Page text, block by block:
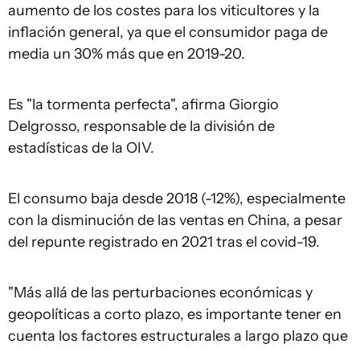
aumento de los costes para los viticultores y la
inflación general, ya que el consumidor paga de
media un 30% más que en 2019-20.
Es "la tormenta perfecta", afirma Giorgio
Delgrosso, responsable de la división de
estadísticas de la OIV.
El consumo baja desde 2018 (-12%), especialmente
con la disminución de las ventas en China, a pesar
del repunte registrado en 2021 tras el covid-19.
"Más allá de las perturbaciones económicas y
geopolíticas a corto plazo, es importante tener en
cuenta los factores estructurales a largo plazo que